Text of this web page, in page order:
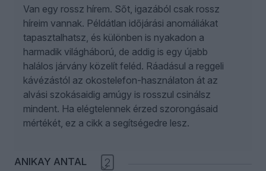
Van egy rossz hírem. Sőt, igazából csak rossz
híreim vannak. Példátlan időjárási anomáliákat
tapasztalhatsz, és különben is nyakadon a
harmadik világháború, de addig is egy újabb
halálos járvány közelít feléd. Ráadásul a reggeli
kávézástól az okostelefon-használaton át az
alvási szokásaidig amúgy is rosszul csinálsz
mindent. Ha elégtelennek érzed szorongásaid
mértékét, ez a cikk a segítségedre lesz.
ANIKAY ANTAL 2